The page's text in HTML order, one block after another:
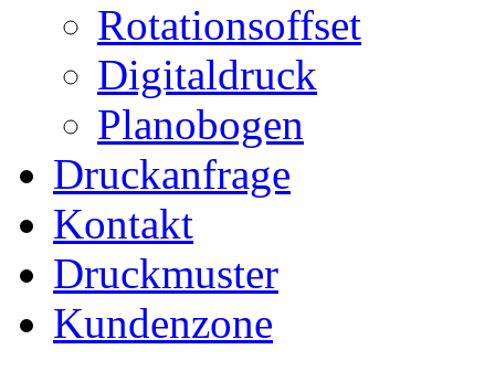
Rotationsoffset
Digitaldruck
Planobogen
Druckanfrage
Kontakt
Druckmuster
Kundenzone